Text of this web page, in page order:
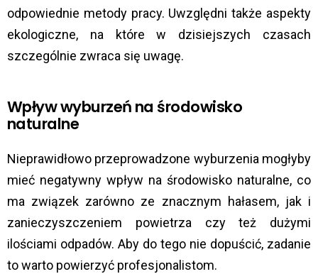
odpowiednie metody pracy. Uwzględni także aspekty
ekologiczne, na które w dzisiejszych czasach
szczególnie zwraca się uwagę.
Wpływ wyburzeń na środowisko
naturalne
Nieprawidłowo przeprowadzone wyburzenia mogłyby
mieć negatywny wpływ na środowisko naturalne, co
ma związek zarówno ze znacznym hałasem, jak i
zanieczyszczeniem powietrza czy też dużymi
ilościami odpadów. Aby do tego nie dopuścić, zadanie
to warto powierzyć profesjonalistom.